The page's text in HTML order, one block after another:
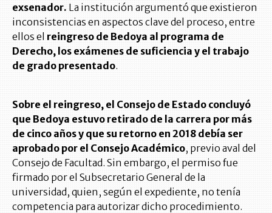
exsenador. La institución argumentó que existieron
inconsistencias en aspectos clave del proceso, entre
ellos el reingreso de Bedoya al programa de
Derecho, los exámenes de suficiencia y el trabajo
de grado presentado.
Sobre el reingreso, el Consejo de Estado concluyó
que Bedoya estuvo retirado de la carrera por más
de cinco años y que su retorno en 2018 debía ser
aprobado por el Consejo Académico, previo aval del
Consejo de Facultad. Sin embargo, el permiso fue
firmado por el Subsecretario General de la
universidad, quien, según el expediente, no tenía
competencia para autorizar dicho procedimiento.